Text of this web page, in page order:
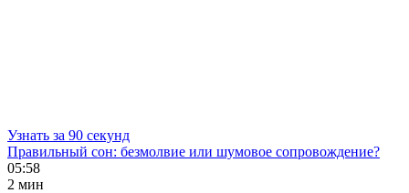
Узнать за 90 секунд
Правильный сон: безмолвие или шумовое сопровождение?
05:58
2 мин